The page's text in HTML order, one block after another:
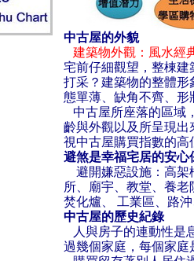
中古屋的外貌
建築物外觀：風水經
宅前仔細觀望，整棟
打采？建築物的整體
態單薄、缺角不齊、
中古屋所座落的區域
齡與外觀以及所呈現
視中古屋購買指數的高
避煞是幸福宅居的安心
避開嫌惡設施：高架
所、廟宇、教堂、養
焚化爐、 工業區、路
中古屋的歷史紀錄
人與房子的連動性是
過幾個家庭，每個家